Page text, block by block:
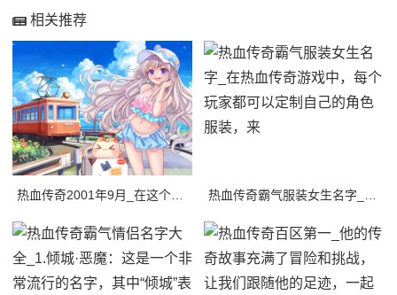
相关推荐